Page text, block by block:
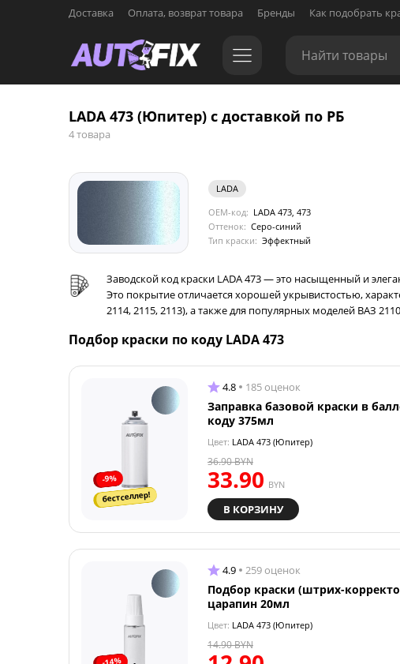
Доставка Оплата, возврат товара Бренды Как подобрать
LADA 473 (Юпитер) с доставкой по РБ
4 товара
LADA
OEM-код: LADA 473, 473
Оттенок: Серо-синий
Тип краски: Эффектный
Заводской код краски LADA 473 — это насыщенный и
Это покрытие отличается хорошей укрывистостью,
2114, 2115, 2113), а также для популярных моделей ВАЗ
Подбор краски по коду LADA 473
-9%
бестселлер!
4.8 185 оценок
Заправка базовой краски в
коду 375мл
Цвет: LADA 473 (Юпитер)
33.90 BYN
36.90BYN
В КОРЗИНУ
4.9 259 оценок
Подбор краски (штрих-
царапин 20мл
Цвет: LADA 473 (Юпитер)
14.90BYN